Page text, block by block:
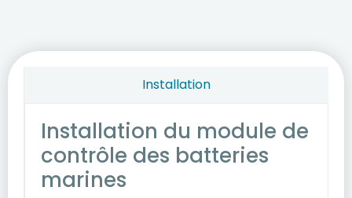
Installation
Installation du module de
contrôle des batteries
marines